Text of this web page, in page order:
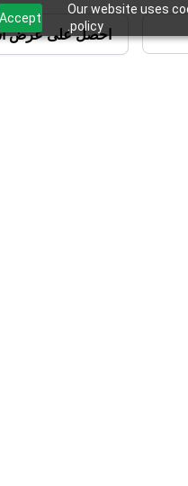
Our website uses
policy.
Accept
احصل على عرض